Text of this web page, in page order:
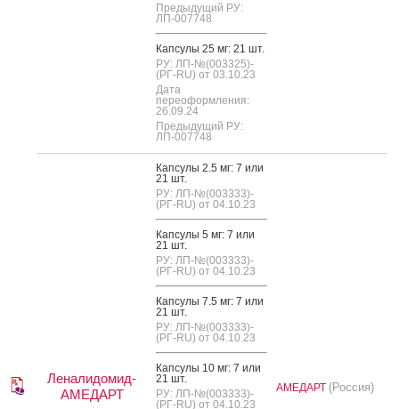
Предыдущий РУ:
ЛП-007748
Кап­су­лы 25 мг: 21 шт.
РУ: ЛП-№(003325)-
(РГ-RU) от 03.10.23
Дата
переоформления:
26.09.24
Предыдущий РУ:
ЛП-007748
Леналидомид-
АМЕДАРТ
Кап­су­лы 2.5 мг: 7 или
21 шт.
РУ: ЛП-№(003333)-
(РГ-RU) от 04.10.23
Кап­су­лы 5 мг: 7 или
21 шт.
РУ: ЛП-№(003333)-
(РГ-RU) от 04.10.23
Кап­су­лы 7.5 мг: 7 или
21 шт.
РУ: ЛП-№(003333)-
(РГ-RU) от 04.10.23
Кап­су­лы 10 мг: 7 или
21 шт.
РУ: ЛП-№(003333)-
(РГ-RU) от 04.10.23
АМЕДАРТ (Россия)